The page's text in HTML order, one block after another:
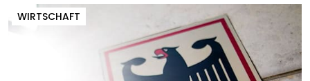
WIRTSCHAFT